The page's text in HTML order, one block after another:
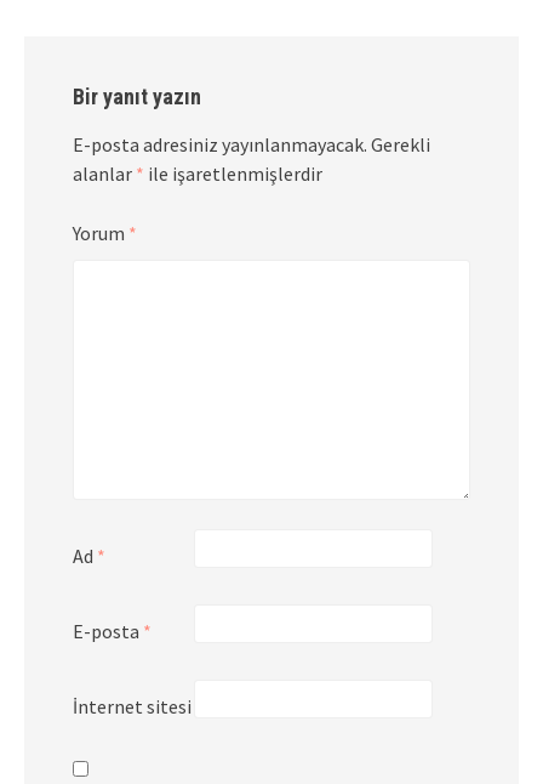
Bir yanıt yazın
E-posta adresiniz yayınlanmayacak. Gerekli
alanlar * ile işaretlenmişlerdir
Yorum *
Ad *
E-posta *
İnternet sitesi